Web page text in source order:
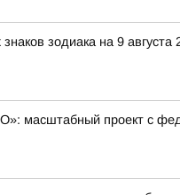
зодиака на 9 августа
масштабный проект с